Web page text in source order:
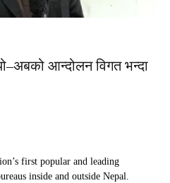
आन्दोलन विगत भन्दा
first popular and leading
inside and outside Nepal.